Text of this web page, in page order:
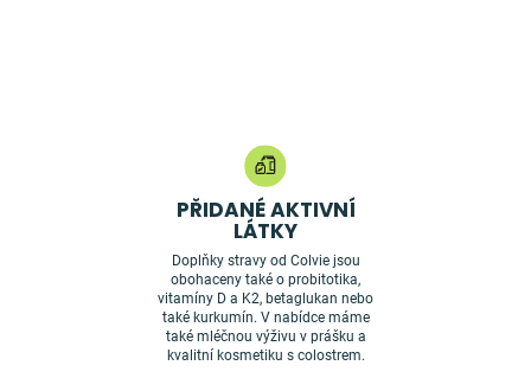
v
k
y
v
ý
p
i
s
u
PŘIDANÉ AKTIVNÍ
LÁTKY
Doplňky stravy od Colvie jsou
obohaceny také o probitotika,
vitamíny D a K2, betaglukan nebo
také kurkumín. V nabídce máme
také mléčnou výživu v prášku a
kvalitní kosmetiku s colostrem.